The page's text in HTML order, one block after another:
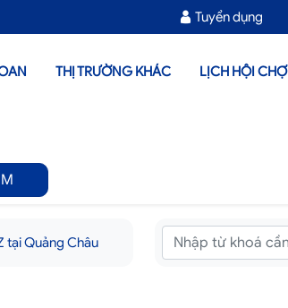
Tuyển dụng
THỊ TRƯỜNG KHÁC LỊCH HỘI CHỢ
tại Quảng Châu